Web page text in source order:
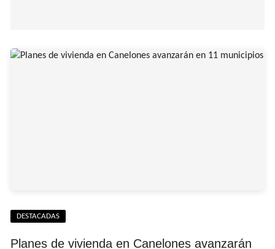
DESTACADAS
Planes de vivienda en Canelones avanzarán